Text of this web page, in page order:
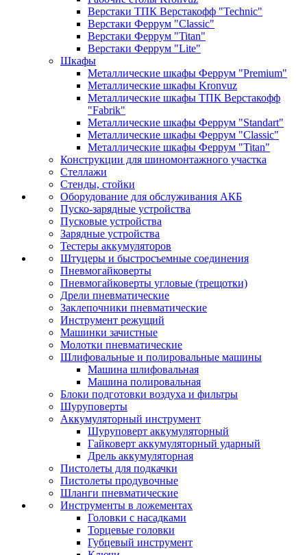
Верстаки ТПК Верстакофф "Technic"
Верстаки Феррум "Classic"
Верстаки Феррум "Titan"
Верстаки Феррум "Lite"
Шкафы
Металлические шкафы Феррум "Premium"
Металлические шкафы Kronvuz
Металлические шкафы ТПК Верстакофф
"Fabrik"
Металлические шкафы Феррум "Standart"
Металлические шкафы Феррум "Classic"
Металлические шкафы Феррум "Titan"
Конструкции для шиномонтажного участка
Стеллажи
Стенды, стойки
Оборудование для обслуживания АКБ
Пуско-зарядные устройства
Пусковые устройства
Зарядные устройства
Тестеры аккумуляторов
Штуцеры и быстросъемные соединения
Пневмогайковерты
Пневмогайковерты угловые (трещотки)
Дрели пневматические
Заклепочники пневматические
Инструмент режущий
Машинки зачистные
Молотки пневматические
Шлифовальные и полировальные машины
Машина шлифовальная
Машина полировальная
Блоки подготовки воздуха и фильтры
Шуруповерты
Аккумуляторный инструмент
Шуруповерт аккумуляторный
Гайковерт аккумуляторный ударный
Дрель аккумуляторная
Пистолеты для подкачки
Пистолеты продувочные
Шланги пневматические
Инструменты в ложементах
Головки с насадками
Торцевые головки
Губцевый инструмент